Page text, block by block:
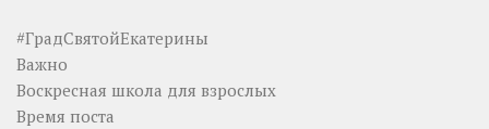
#ГрадСвятойЕкатерины
Важно
Воскресная школа для взрослых
Время поста